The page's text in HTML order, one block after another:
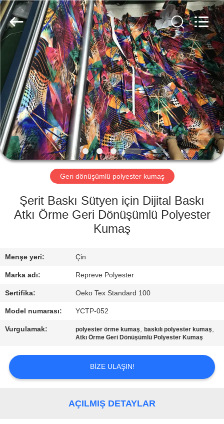
EV
ÜRÜN:%
S
VR
GÖSTERISI
HAKKIMIZDA
FABRIKA
KALITE
KONTROL
BIZIMLE
ILETIŞIME
HABERLER
2026
SEVNNA
TEXTILE.
All
Rights
Reserved.
Geri dönüşümlü polyester kumaş
Şerit Baskı Sütyen için Dijital Baskı
Atkı Örme Geri Dönüşümlü Polyester
Kumaş
Menşe yeri: Çin
Marka adı: Repreve Polyester
Sertifika: Oeko Tex Standard 100
Model numarası: YCTP-052
Vurgulamak: polyester örme kumaş,baskılı polyester kumaş,
Atkı Örme Geri Dönüşümlü Polyester Kumaş
BIZE ULAŞIN!
AÇILMIŞ DETAYLAR